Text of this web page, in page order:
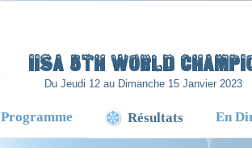
IISA 5TH WORLD
Du Jeudi 12 au Dimanche 15 Janvier 2023
Programme Résultats En